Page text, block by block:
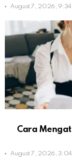
August 7, 2026, 9:34
Cara
August 7, 2026,